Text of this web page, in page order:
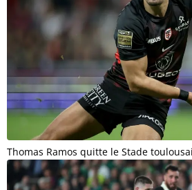
Thomas Ramos quitte le Stade